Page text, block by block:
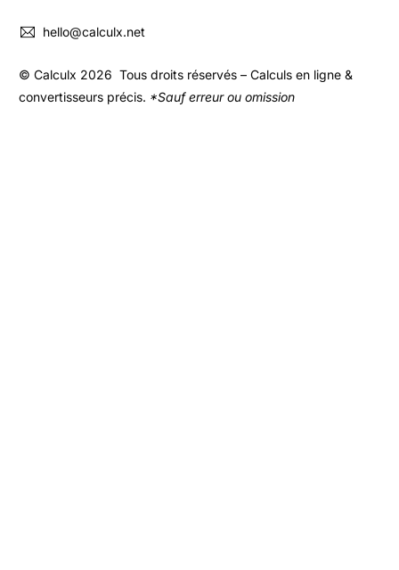
© Calculx 2026 Tous droits réservés – Calculs en ligne &
convertisseurs précis. *Sauf erreur ou omission
hello@calculx.net